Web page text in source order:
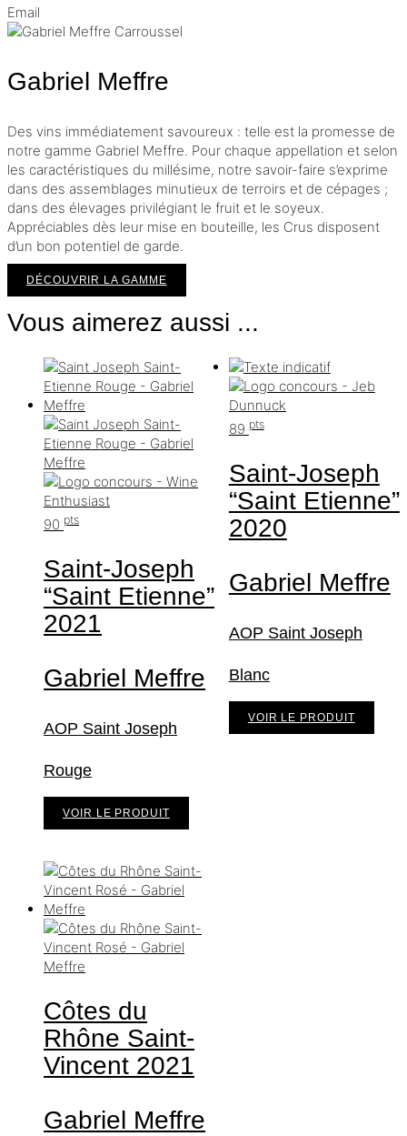
Email
Gabriel Meffre
Des vins immédiatement savoureux : telle est la promesse de
notre gamme Gabriel Meffre. Pour chaque appellation et selon
les caractéristiques du millésime, notre savoir-faire s’exprime
dans des assemblages minutieux de terroirs et de cépages ;
dans des élevages privilégiant le fruit et le soyeux.
Appréciables dès leur mise en bouteille, les Crus disposent
d’un bon potentiel de garde.
DÉCOUVRIR LA GAMME
Vous aimerez aussi ...
90 pts
Saint-Joseph
“Saint Etienne”
2021
Gabriel Meffre
AOP Saint Joseph
Rouge
VOIR LE PRODUIT
89pts
Saint-Joseph
“Saint Etienne”
2020
Gabriel Meffre
AOP Saint Joseph
Blanc
VOIR LE PRODUIT
Côtes du
Rhône Saint-
Vincent 2021
Gabriel Meffre